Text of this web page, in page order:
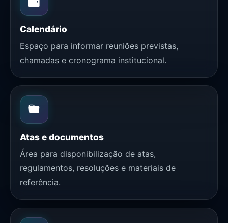
Calendário
Espaço para informar reuniões previstas,
chamadas e cronograma institucional.
Atas e documentos
Área para disponibilização de atas,
regulamentos, resoluções e materiais de
referência.